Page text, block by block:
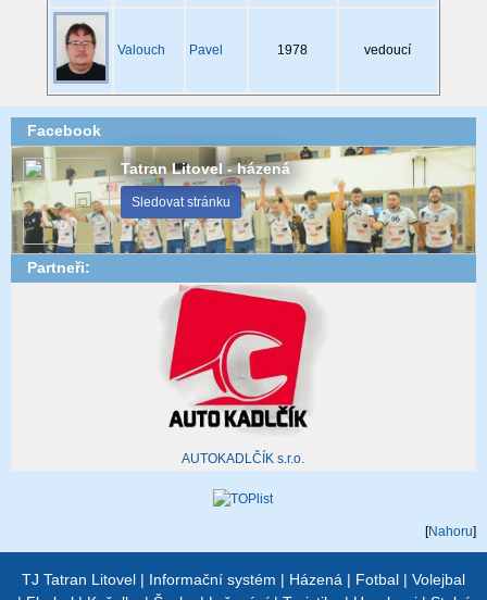
Valouch Pavel 1978 vedoucí
Facebook
Tatran Litovel - házená
Sledovat stránku
Partneři:
AUTOKADLČÍK s.r.o.
[Nahoru]
TJ Tatran Litovel | Informační systém | Házená | Fotbal | Volejbal